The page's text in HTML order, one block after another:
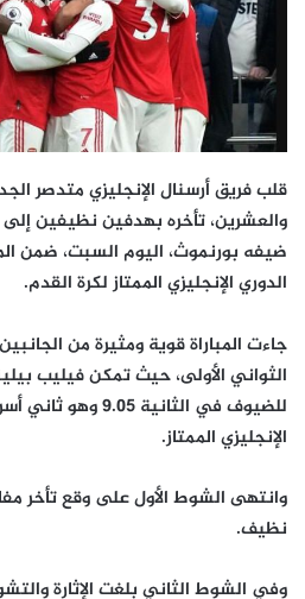
قلب فريق أرسنال الإنجليزي متدصر
والعشرين، تأخره بهدفين نظيفين
ضيفه بورنموث، اليوم السبت، ضمن
الدوري الإنجليزي الممتاز لكرة القدم.
جاءت المباراة قوية ومثيرة من
الثواني الأولى، حيث تمكن فيليب
للضيوف في الثانية
الإنجليزي الممتاز.
وانتهى الشوط الأول على وقع تأخر
نظيف.
وفي الشوط الثاني بلغت الإثارة